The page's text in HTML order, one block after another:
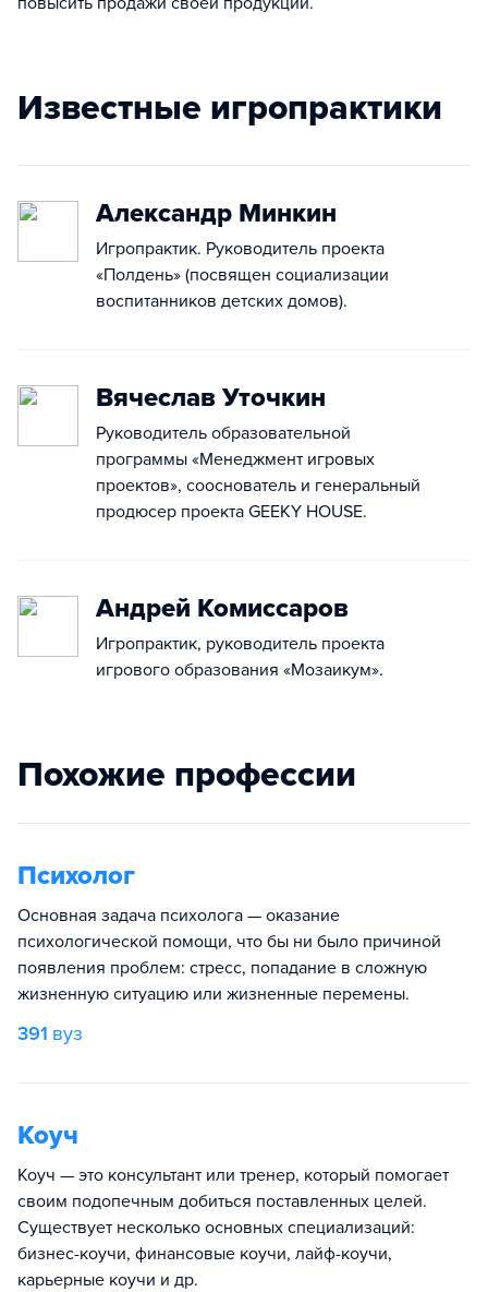
Известные игропрактики
Александр Минкин
Игропрактик. Руководитель проекта
«Полдень» (посвящен социализации
воспитанников детских домов).
Вячеслав Уточкин
Руководитель образовательной
программы «Менеджмент игровых
проектов», сооснователь и генеральный
продюсер проекта GEEKY HOUSE.
Андрей Комиссаров
Игропрактик, руководитель проекта
игрового образования «Мозаикум».
Похожие профессии
Психолог
Основная задача психолога — оказание
психологической помощи, что бы ни было причиной
появления проблем: стресс, попадание в сложную
жизненную ситуацию или жизненные перемены.
391 вуз
Коуч
Коуч — это консультант или тренер, который помогает
своим подопечным добиться поставленных целей.
Существует несколько основных специализаций:
бизнес-коучи, финансовые коучи, лайф-коучи,
карьерные коучи и др.